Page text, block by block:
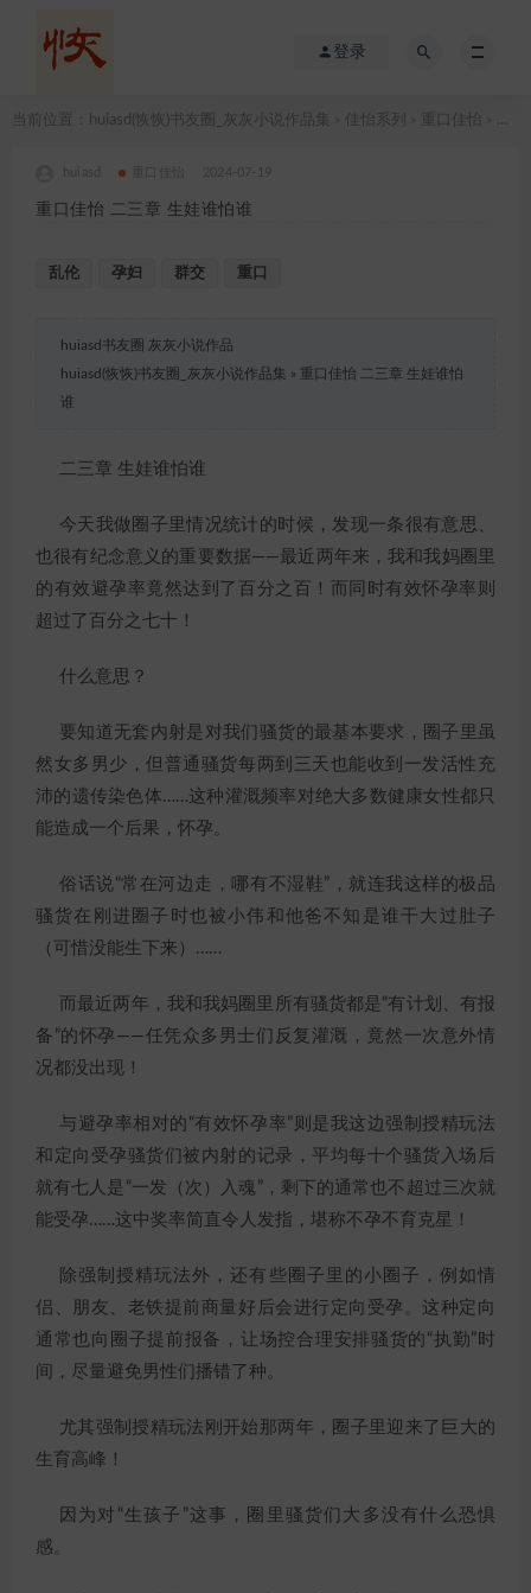
登录
当前位置： huiasd(恢恢)书友圈_灰灰小说作品集 佳怡系列 重口佳怡
2024-07-19
重口佳怡 二三章 生娃谁怕谁
乱伦 孕妇 群交 重口
huiasd书友圈 灰灰小说作品
huiasd(恢恢)书友圈_灰灰小说作品集 » 重口佳怡 二三章 生娃谁怕
谁
二三章 生娃谁怕谁
今天我做圈子里情况统计的时候，发现一条很有意思、
也很有纪念意义的重要数据——最近两年来，我和我妈圈里
的有效避孕率竟然达到了百分之百！而同时有效怀孕率则
超过了百分之七十！
什么意思？
要知道无套内射是对我们骚货的最基本要求，圈子里虽
然女多男少，但普通骚货每两到三天也能收到一发活性充
沛的遗传染色体……这种灌溉频率对绝大多数健康女性都只
能造成一个后果，怀孕。
俗话说“常在河边走，哪有不湿鞋”，就连我这样的极品
骚货在刚进圈子时也被小伟和他爸不知是谁干大过肚子
（可惜没能生下来）……
而最近两年，我和我妈圈里所有骚货都是“有计划、有报
备”的怀孕——任凭众多男士们反复灌溉，竟然一次意外情
况都没出现！
与避孕率相对的“有效怀孕率”则是我这边强制授精玩法
和定向受孕骚货们被内射的记录，平均每十个骚货入场后
就有七人是“一发（次）入魂”，剩下的通常也不超过三次就
能受孕……这中奖率简直令人发指，堪称不孕不育克星！
除强制授精玩法外，还有些圈子里的小圈子，例如情
侣、朋友、老铁提前商量好后会进行定向受孕。这种定向
通常也向圈子提前报备，让场控合理安排骚货的“执勤”时
间，尽量避免男性们播错了种。
尤其强制授精玩法刚开始那两年，圈子里迎来了巨大的
生育高峰！
因为对“生孩子”这事，圈里骚货们大多没有什么恐惧
感。